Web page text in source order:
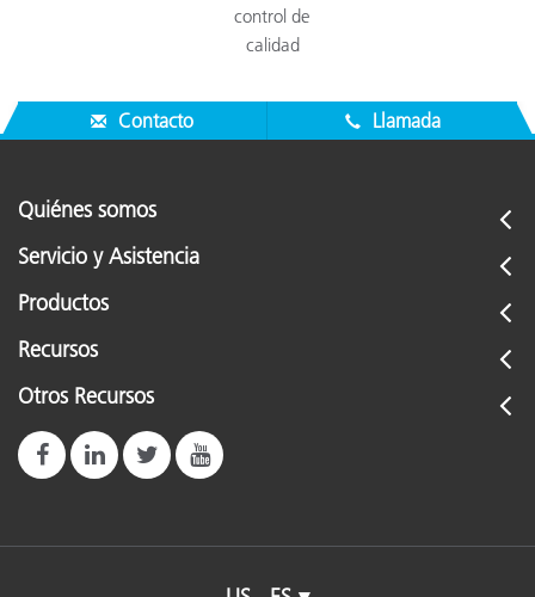
control de
calidad
Contacto Llamada
Quiénes somos
Servicio y Asistencia
Productos
Recursos
Otros Recursos